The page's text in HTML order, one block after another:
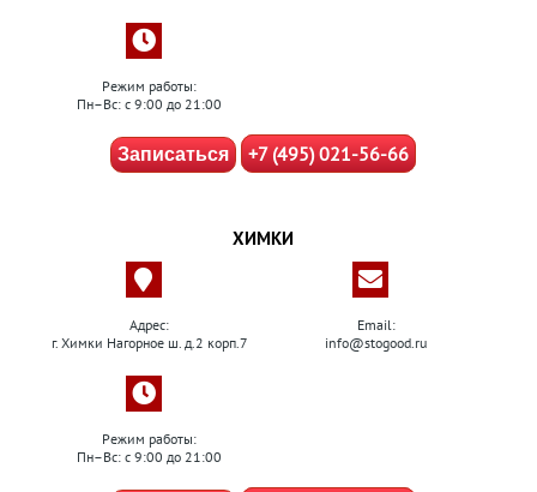
Режим работы:
Пн–Вс: с 9:00 до 21:00
Записаться +7 (495) 021-56-66
ХИМКИ
Адрес:
г. Химки Нагорное ш. д.2 корп.7
Email:
info@stogood.ru
Режим работы:
Пн–Вс: с 9:00 до 21:00